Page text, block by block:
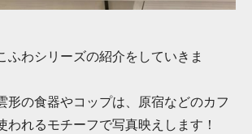
ふわシリーズの紹介をしていきま
形の食器やコップは、原宿などのカフ
われるモチーフで写真映えします！